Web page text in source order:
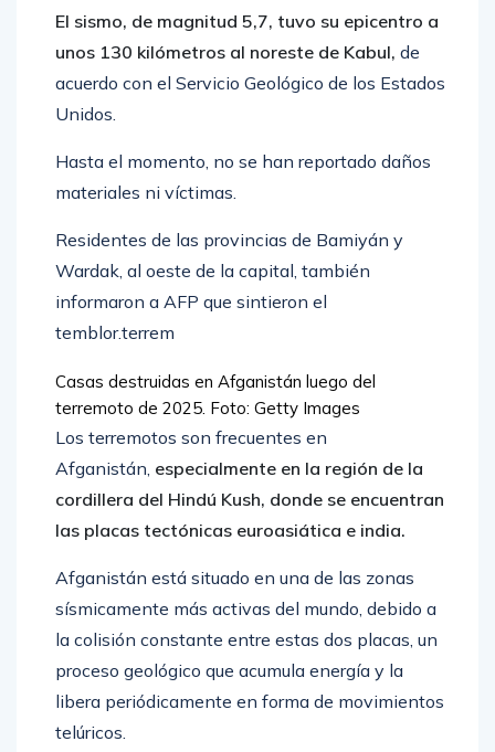
El sismo, de magnitud 5,7, tuvo su epicentro a
unos 130 kilómetros al noreste de Kabul, de
acuerdo con el Servicio Geológico de los Estados
Unidos.
Hasta el momento, no se han reportado daños
materiales ni víctimas.
Residentes de las provincias de Bamiyán y
Wardak, al oeste de la capital, también
informaron a AFP que sintieron el
temblor.terrem
Casas destruidas en Afganistán luego del
terremoto de 2025. Foto: Getty Images
Los terremotos son frecuentes en
Afganistán, especialmente en la región de la
cordillera del Hindú Kush, donde se encuentran
las placas tectónicas euroasiática e india.
Afganistán está situado en una de las zonas
sísmicamente más activas del mundo, debido a
la colisión constante entre estas dos placas, un
proceso geológico que acumula energía y la
libera periódicamente en forma de movimientos
telúricos.